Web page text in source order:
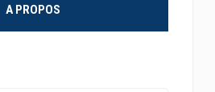
A PROPOS